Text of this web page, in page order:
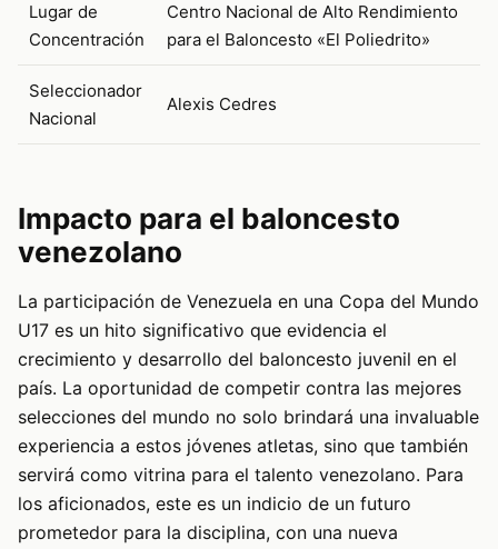
Lugar de
Concentración
Centro Nacional de Alto Rendimiento
para el Baloncesto «El Poliedrito»
Seleccionador
Nacional
Alexis Cedres
Impacto para el baloncesto
venezolano
La participación de Venezuela en una Copa del Mundo
U17 es un hito significativo que evidencia el
crecimiento y desarrollo del baloncesto juvenil en el
país. La oportunidad de competir contra las mejores
selecciones del mundo no solo brindará una invaluable
experiencia a estos jóvenes atletas, sino que también
servirá como vitrina para el talento venezolano. Para
los aficionados, este es un indicio de un futuro
prometedor para la disciplina, con una nueva